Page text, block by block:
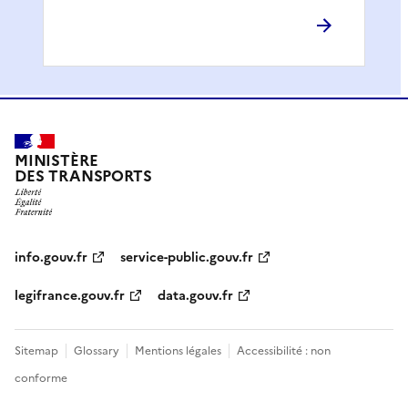
MINISTÈRE
DES TRANSPORTS
info.gouv.fr
service-public.gouv.fr
legifrance.gouv.fr
data.gouv.fr
Sitemap Glossary Mentions légales
Accessibilité : non
conforme